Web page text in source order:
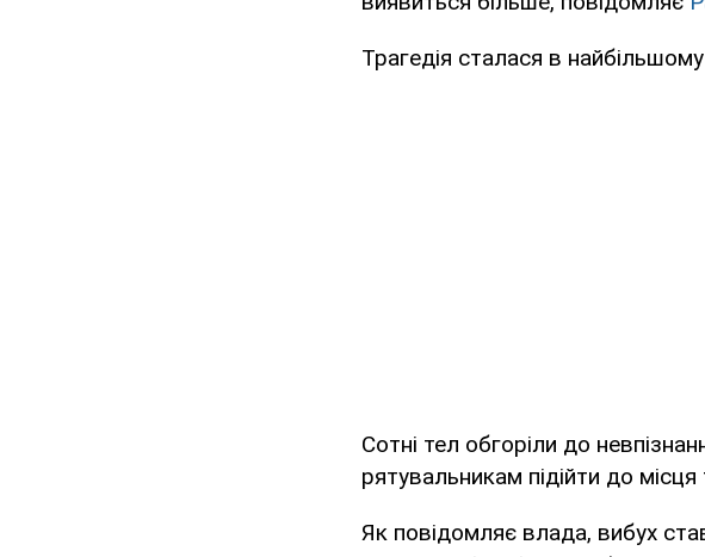
Трагедія сталася в найбільшому
Сотні тел обгоріли до
рятувальникам підійти до місця
Як повідомляє влада, вибух